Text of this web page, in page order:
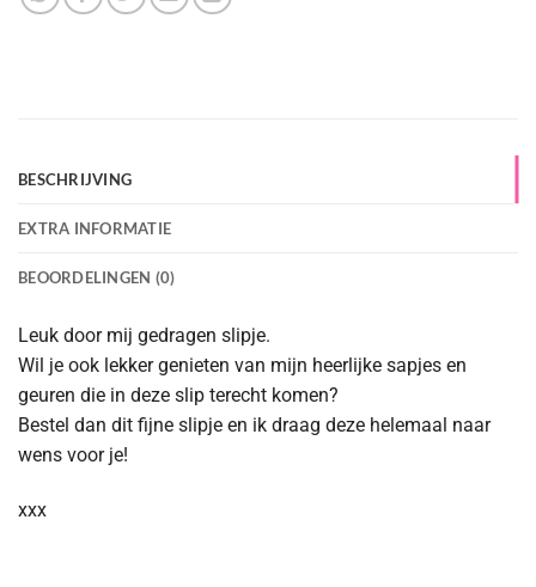
BESCHRIJVING
EXTRA INFORMATIE
BEOORDELINGEN (0)
Leuk door mij gedragen slipje.
Wil je ook lekker genieten van mijn heerlijke sapjes en
geuren die in deze slip terecht komen?
Bestel dan dit fijne slipje en ik draag deze helemaal naar
wens voor je!
xxx